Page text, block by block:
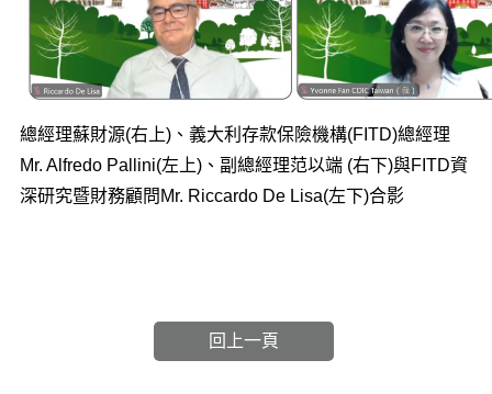
總經理蘇財源(右上)、義大利存款保險機構(FITD)總經理
Mr. Alfredo Pallini(左上)、副總經理范以端 (右下)與FITD資
深研究暨財務顧問Mr. Riccardo De Lisa(左下)合影
回上一頁